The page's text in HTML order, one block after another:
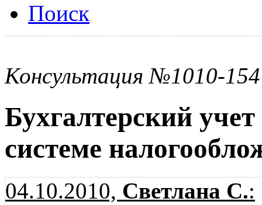
Поиск
Консультация №1010-154
Бухгалтерский
системе
04.10.2010, Светлана С.: